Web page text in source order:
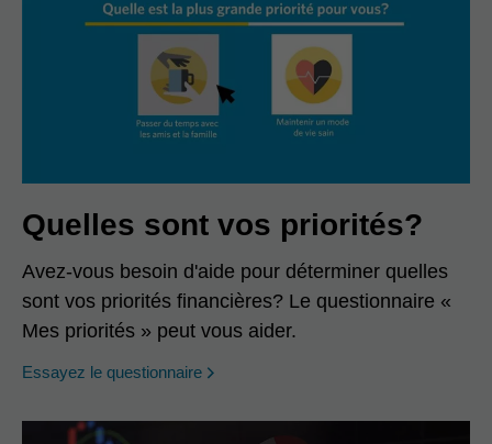
Quelles sont vos priorités?
Avez-vous besoin d'aide pour déterminer quelles
sont vos priorités financières? Le questionnaire «
Mes priorités » peut vous aider.
Essayez le questionnaire opens in a new window